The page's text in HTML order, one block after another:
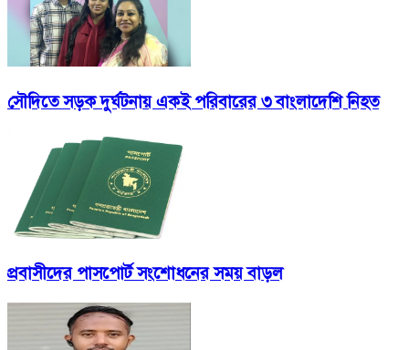
সৌদিতে সড়ক দুর্ঘটনায় একই পরিবারের ৩ বাংলাদেশি নিহত
প্রবাসীদের পাসপোর্ট সংশোধনের সময় বাড়ল